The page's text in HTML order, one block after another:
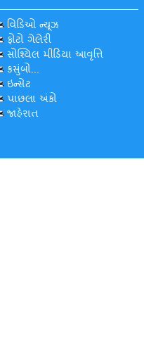
વિડિઓ ન્યૂઝ
ફોટો ગેલેરી
સોશ્યિલ મીડિયા આવૃત્તિ
કસુંબો...
ઇન્સેટ
પાછલા અંકો
જાહેરાત